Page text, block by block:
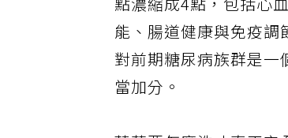
點濃縮成4點，包括心
能、腸道健康與免疫調
對前期糖尿病族群是
當加分。